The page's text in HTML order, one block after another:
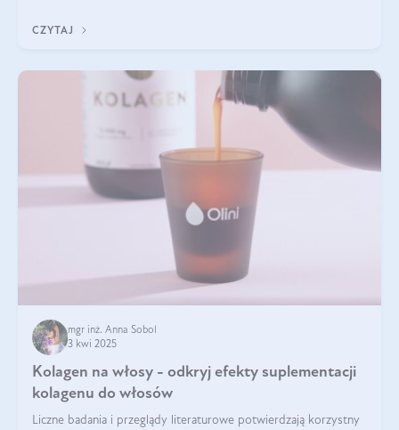
CZYTAJ
mgr inż. Anna Sobol
3 kwi 2025
Kolagen na włosy - odkryj efekty suplementacji
kolagenu do włosów
Liczne badania i przeglądy literaturowe potwierdzają korzystny